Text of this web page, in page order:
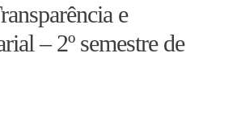
e
– 2º semestre de